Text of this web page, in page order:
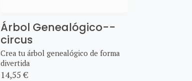
Árbol Genealógico--
circus
Crea tu árbol genealógico de forma
divertida
14,55 €